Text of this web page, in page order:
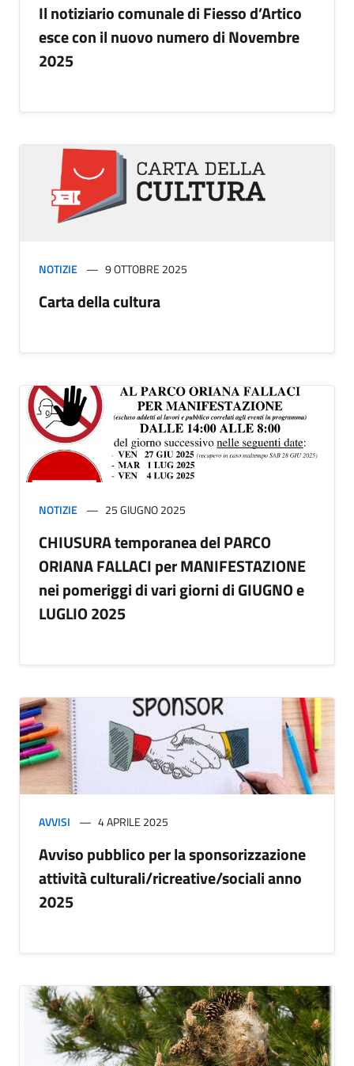
Il notiziario comunale di Fiesso d’Artico
esce con il nuovo numero di Novembre
2025
NOTIZIE 9 OTTOBRE 2025
Carta della cultura
NOTIZIE 25 GIUGNO 2025
CHIUSURA temporanea del PARCO
ORIANA FALLACI per MANIFESTAZIONE
nei pomeriggi di vari giorni di GIUGNO e
LUGLIO 2025
AVVISI 4 APRILE 2025
Avviso pubblico per la sponsorizzazione
attività culturali/ricreative/sociali anno
2025